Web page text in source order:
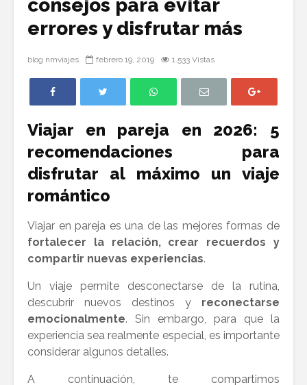
consejos para evitar
errores y disfrutar más
blog nmviajes febrero 19, 2019 1.533 Vistas
Viajar en pareja en 2026: 5
recomendaciones para
disfrutar al máximo un viaje
romántico
Viajar en pareja es una de las mejores formas de
fortalecer la relación, crear recuerdos y
compartir nuevas experiencias.
Un viaje permite desconectarse de la rutina,
descubrir nuevos destinos y reconectarse
emocionalmente. Sin embargo, para que la
experiencia sea realmente especial, es importante
considerar algunos detalles.
A continuación, te compartimos
Viajeros: lee las
historias y vota
por tu favorita
Viajar con niños
en avión 2026:
guía completa
para padres
primerizos y
frecuentes
lo que
saber
o gato